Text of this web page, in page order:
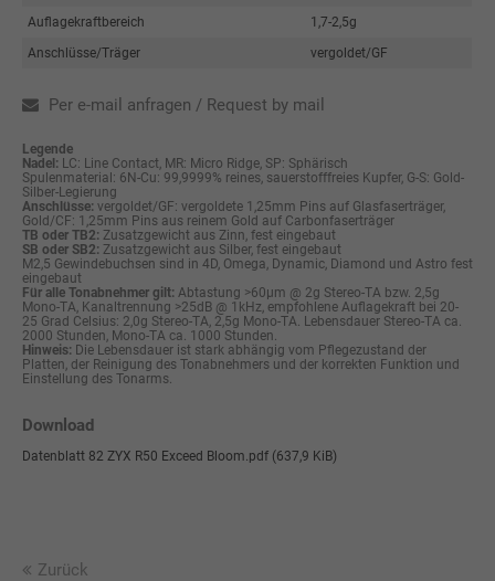
Auflagekraftbereich
1,7-2,5g
Anschlüsse/Träger
vergoldet/GF
Per e-mail anfragen / Request by mail
Legende
Nadel: LC: Line Contact, MR: Micro Ridge, SP: Sphärisch
Spulenmaterial: 6N-Cu: 99,9999% reines, sauerstofffreies Kupfer, G-S: Gold-
Silber-Legierung
Anschlüsse: vergoldet/GF: vergoldete 1,25mm Pins auf Glasfaserträger,
Gold/CF: 1,25mm Pins aus reinem Gold auf Carbonfaserträger
TB oder TB2: Zusatzgewicht aus Zinn, fest eingebaut
SB oder SB2: Zusatzgewicht aus Silber, fest eingebaut
M2,5 Gewindebuchsen sind in 4D, Omega, Dynamic, Diamond und Astro fest
eingebaut
Für alle Tonabnehmer gilt: Abtastung >60µm @ 2g Stereo-TA bzw. 2,5g
Mono-TA, Kanaltrennung >25dB @ 1kHz, empfohlene Auflagekraft bei 20-
25 Grad Celsius: 2,0g Stereo-TA, 2,5g Mono-TA. Lebensdauer Stereo-TA ca.
2000 Stunden, Mono-TA ca. 1000 Stunden.
Hinweis: Die Lebensdauer ist stark abhängig vom Pflegezustand der
Platten, der Reinigung des Tonabnehmers und der korrekten Funktion und
Einstellung des Tonarms.
Download
Datenblatt 82 ZYX R50 Exceed Bloom.pdf (637,9 KiB)
Zurück